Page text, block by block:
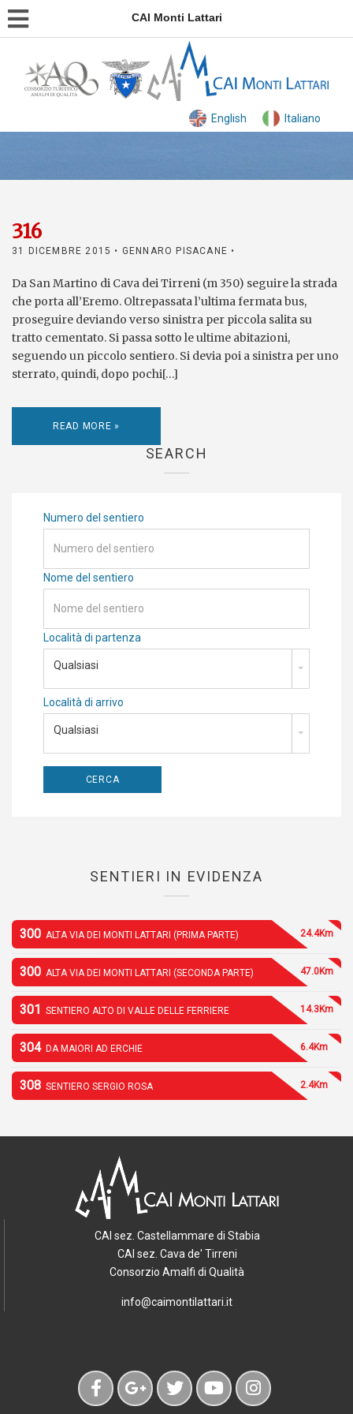
CAI Monti Lattari
English Italiano
316
31 DICEMBRE 2015 • GENNARO PISACANE •
Da San Martino di Cava dei Tirreni (m 350) seguire la strada
che porta all’Eremo. Oltrepassata l’ultima fermata bus,
proseguire deviando verso sinistra per piccola salita su
tratto cementato. Si passa sotto le ultime abitazioni,
seguendo un piccolo sentiero. Si devia poi a sinistra per uno
sterrato, quindi, dopo pochi[…]
READ MORE »
SEARCH
Numero del sentiero
Nome del sentiero
Località di partenza
Qualsiasi
Località di arrivo
Qualsiasi
SENTIERI IN EVIDENZA
300 ALTA VIA DEI MONTI LATTARI (PRIMA PARTE) 24.4Km
300 ALTA VIA DEI MONTI LATTARI (SECONDA PARTE) 47.0Km
301 SENTIERO ALTO DI VALLE DELLE FERRIERE 14.3Km
304 DA MAIORI AD ERCHIE 6.4Km
308 SENTIERO SERGIO ROSA 2.4Km
CAI sez. Castellammare di Stabia
CAI sez. Cava de' Tirreni
Consorzio Amalfi di Qualità
info@caimontilattari.it